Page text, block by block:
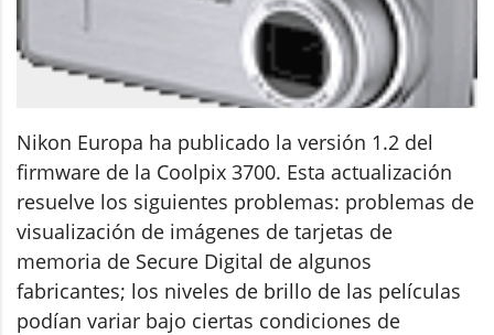
Nikon Europa ha publicado la versión 1.2 del
firmware de la Coolpix 3700. Esta actualización
resuelve los siguientes problemas: problemas de
visualización de imágenes de tarjetas de
memoria de Secure Digital de algunos
fabricantes; los niveles de brillo de las películas
podían variar bajo ciertas condiciones de